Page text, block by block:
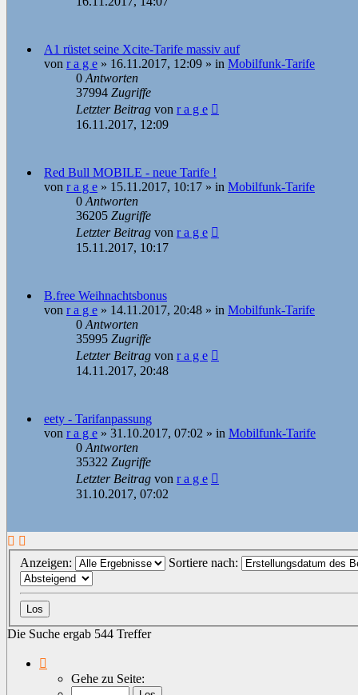
A1 rüstet seine Xcite-Tarife massiv auf
von r a g e » 16.11.2017, 12:09 » in Mobilfunk-Tarife
0Antworten
37994 Zugriffe
Letzter Beitrag von r a g e
16.11.2017, 12:09
Red Bull MOBILE - neue Tarife !
von r a g e » 15.11.2017, 10:17 » in Mobilfunk-Tarife
0Antworten
36205 Zugriffe
Letzter Beitrag von r a g e
15.11.2017, 10:17
B.free Weihnachtsbonus
von r a g e » 14.11.2017, 20:48 » in Mobilfunk-Tarife
0Antworten
35995 Zugriffe
Letzter Beitrag von r a g e
14.11.2017, 20:48
eety - Tarifanpassung
von r a g e » 31.10.2017, 07:02 » in Mobilfunk-Tarife
0Antworten
35322 Zugriffe
Letzter Beitrag von r a g e
31.10.2017, 07:02
Anzeigen: Sortiere nach:
Die Suche ergab 544 Treffer
von
Gehe zu Seite: